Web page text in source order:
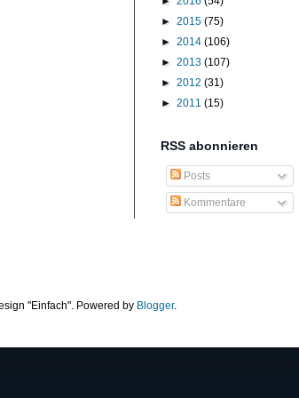
► 2015 (75)
► 2014 (106)
► 2013 (107)
► 2012 (31)
► 2011 (15)
RSS abonnieren
Posts
Kommentare
"Einfach". Powered by Blogger.